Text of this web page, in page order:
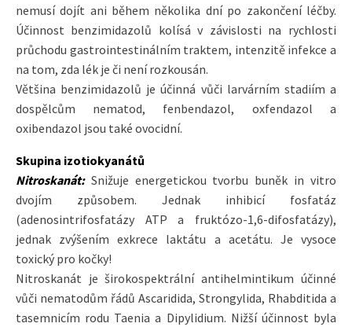
nemusí dojít ani během několika dní po zakončení léčby.
Účinnost benzimidazolů kolísá v závislosti na rychlosti
průchodu gastrointestinálním traktem, intenzitě infekce a
na tom, zda lék je či není rozkousán.
Většina benzimidazolů je účinná vůči larvárním stadiím a
dospělcům nematod, fenbendazol, oxfendazol a
oxibendazol jsou také ovocidní.
Skupina izotiokyanátů
Nitroskanát:Snižuje energetickou tvorbu buněk in vitro
dvojím způsobem. Jednak inhibicí fosfatáz
(adenosintrifosfatázy ATP a fruktózo-1,6-difosfatázy),
jednak zvýšením exkrece laktátu a acetátu. Je vysoce
toxický pro kočky!
Nitroskanát je širokospektrální antihelmintikum účinné
vůči nematodům řádů Ascaridida, Strongylida, Rhabditida a
tasemnicím rodu Taenia a Dipylidium. Nižší účinnost byla